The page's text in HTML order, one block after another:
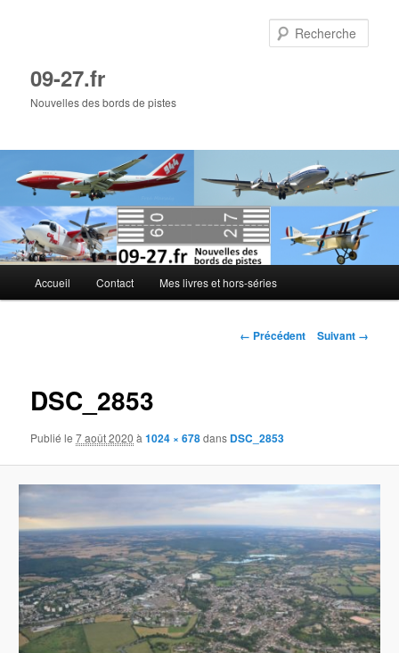
09-27.fr
Nouvelles des bords de pistes
principal
Accueil Contact Mes livres et hors-séries
Navigation
← Précédent Suivant →
DSC_2853
Publié le7 août 2020 à1024 × 678dans DSC_2853